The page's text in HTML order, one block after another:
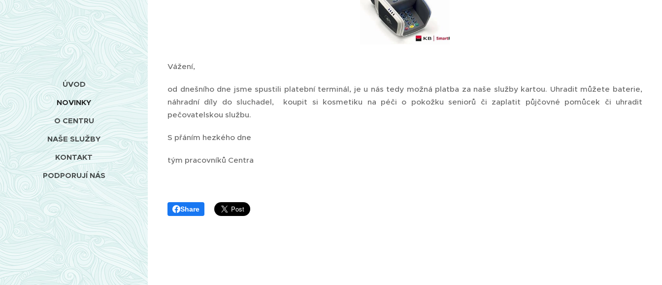
ÚVOD
NOVINKY
O CENTRU
NAŠE SLUŽBY
KONTAKT
PODPORUJÍ NÁS
Vážení,
od dnešního dne jsme spustili platební terminál, je u nás tedy možná platba za naše služby kartou. Uhradit můžete baterie,
náhradní díly do sluchadel, koupit si kosmetiku na péči o pokožku seniorů či zaplatit půjčovné pomůcek či uhradit
pečovatelskou službu.
S přáním hezkého dne
tým pracovníků Centra
Share